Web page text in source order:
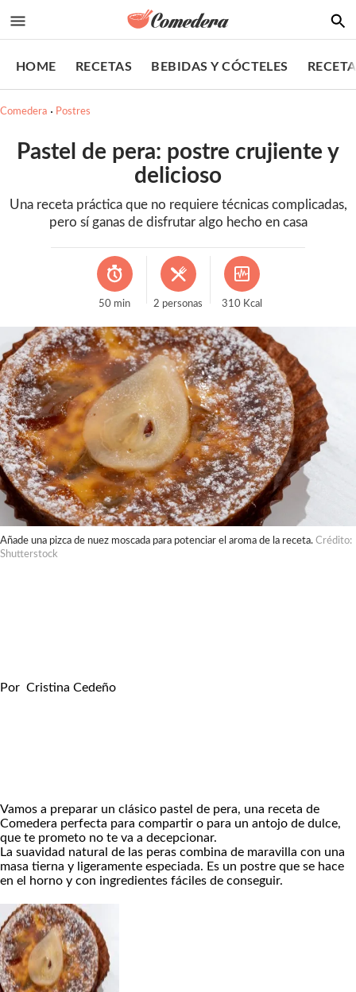
HOME RECETAS BEBIDAS Y CÓCTELES
Comedera Postres
Pastel de pera: postre crujiente y
delicioso
Una receta práctica que no requiere técnicas complicadas,
pero sí ganas de disfrutar algo hecho en casa
50 min 2 personas 310 Kcal
Añade una pizca de nuez moscada para potenciar el aroma de la receta. Crédito:
Shutterstock
Por Cristina Cedeño
Vamos a preparar un clásico pastel de pera, una receta de
Comedera perfecta para compartir o para un antojo de dulce,
que te prometo no te va a decepcionar.
La suavidad natural de las peras combina de maravilla con una
masa tierna y ligeramente especiada. Es un postre que se hace
en el horno y con ingredientes fáciles de conseguir.